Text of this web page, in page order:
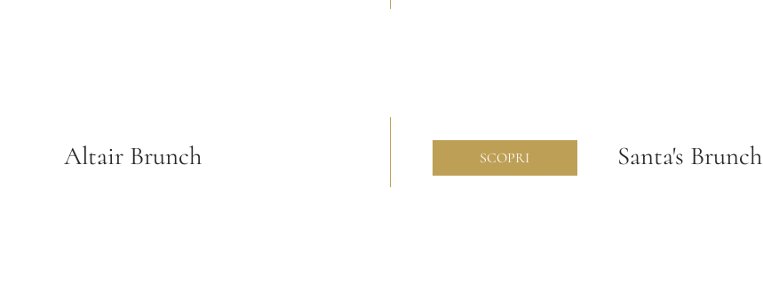
Altair Brunch SCOPRI Santa's Brunch